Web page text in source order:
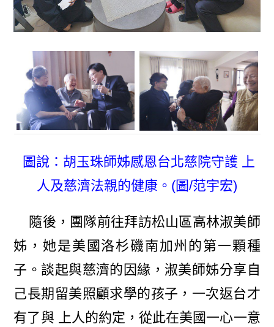
圖說：胡玉珠師姊感恩台北慈院守護 上
人及慈濟法親的健康。(圖/范宇宏)
隨後，團隊前往拜訪松山區高林淑美師
姊，她是美國洛杉磯南加州的第一顆種
子。談起與慈濟的因緣，淑美師姊分享自
己長期留美照顧求學的孩子，一次返台才
有了與 上人的約定，從此在美國一心一意